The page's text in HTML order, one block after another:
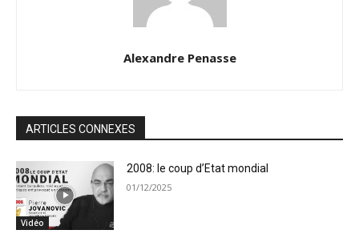
Alexandre Penasse
ARTICLES CONNEXES
Vidéo
2008: le coup d’Etat mondial
01/12/2025